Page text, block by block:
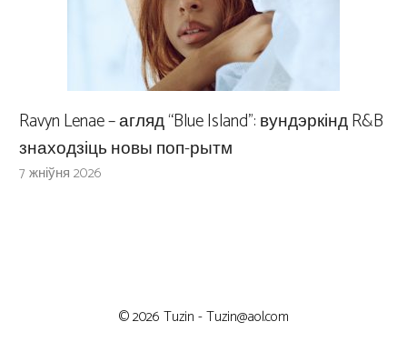
Ravyn Lenae – агляд “Blue Island”: вундэркінд R&B
знаходзіць новы поп-рытм
7 жніўня 2026
© 2026 Tuzin -Tuzin@aol.com